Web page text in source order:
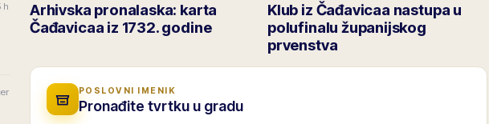
h
Arhivska pronalaska: karta
Čađavicaa iz 1732. godine
Klub iz Čađavicaa nastupa u
polufinalu županijskog
prvenstva
POSLOVNI IMENIK
Pronađite tvrtku u gradu